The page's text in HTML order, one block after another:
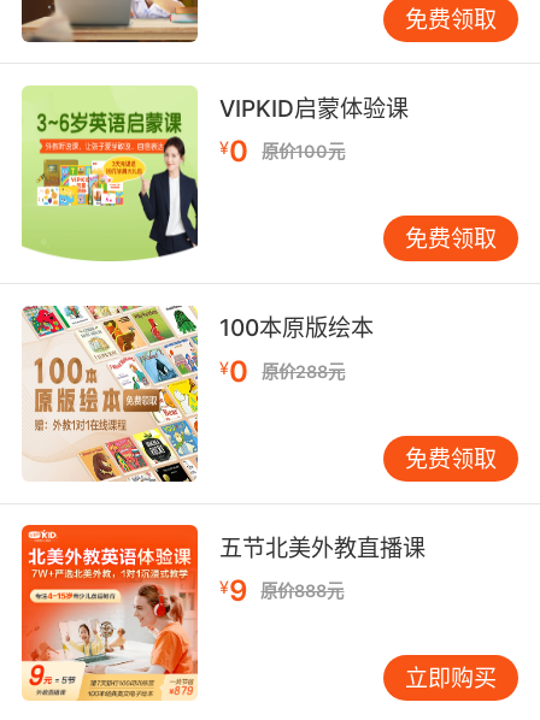
免费领取
VIPKID启蒙体验课
¥0 原价100元
免费领取
100本原版绘本
¥0 原价288元
免费领取
五节北美外教直播课
¥9 原价888元
立即购买